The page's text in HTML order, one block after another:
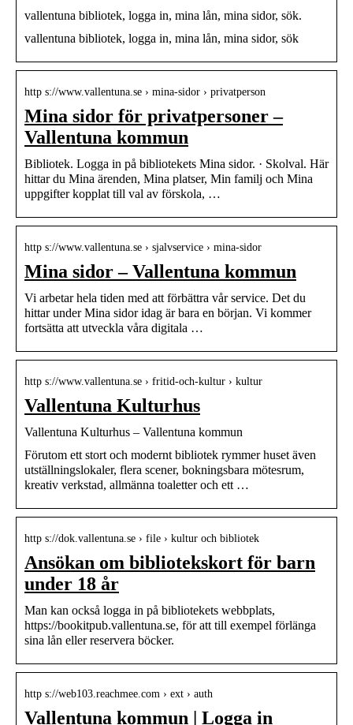
vallentuna bibliotek, logga in, mina lån, mina sidor, sök.
vallentuna bibliotek, logga in, mina lån, mina sidor, sök
http s://www.vallentuna.se › mina-sidor › privatperson
Mina sidor för privatpersoner –
Vallentuna kommun
Bibliotek. Logga in på bibliotekets Mina sidor. · Skolval. Här
hittar du Mina ärenden, Mina platser, Min familj och Mina
uppgifter kopplat till val av förskola, …
http s://www.vallentuna.se › sjalvservice › mina-sidor
Mina sidor – Vallentuna kommun
Vi arbetar hela tiden med att förbättra vår service. Det du
hittar under Mina sidor idag är bara en början. Vi kommer
fortsätta att utveckla våra digitala …
http s://www.vallentuna.se › fritid-och-kultur › kultur
Vallentuna Kulturhus
Vallentuna Kulturhus – Vallentuna kommun
Förutom ett stort och modernt bibliotek rymmer huset även
utställningslokaler, flera scener, bokningsbara mötesrum,
kreativ verkstad, allmänna toaletter och ett …
http s://dok.vallentuna.se › file › kultur och bibliotek
Ansökan om bibliotekskort för barn
under 18 år
Man kan också logga in på bibliotekets webbplats,
https://bookitpub.vallentuna.se, för att till exempel förlänga
sina lån eller reservera böcker.
http s://web103.reachmee.com › ext › auth
Vallentuna kommun | Logga in